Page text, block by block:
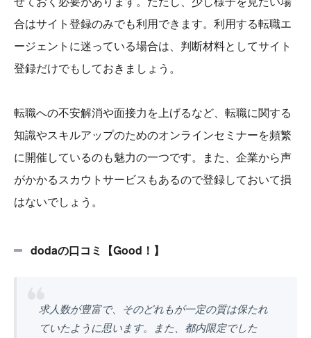
合はサイト登録のみでも利用できます。利用する転職エ
ージェントに迷っている場合は、判断材料としてサイト
登録だけでもしておきましょう。
転職への不安解消や面接力を上げるなど、転職に関する
知識やスキルアップのためのオンラインセミナーを頻繁
に開催しているのも魅力の一つです。また、企業から声
がかかるスカウトサービスもあるので登録しておいて損
はないでしょう。
dodaの口コミ【Good！】
求人数が豊富で、そのどれもが一定の質は保たれ
ていたように思います。また、都内限定でした